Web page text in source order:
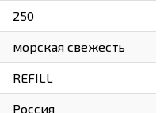
250
морская свежесть
REFILL
Россия